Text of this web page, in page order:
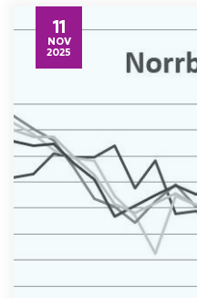
11
NOV
2025